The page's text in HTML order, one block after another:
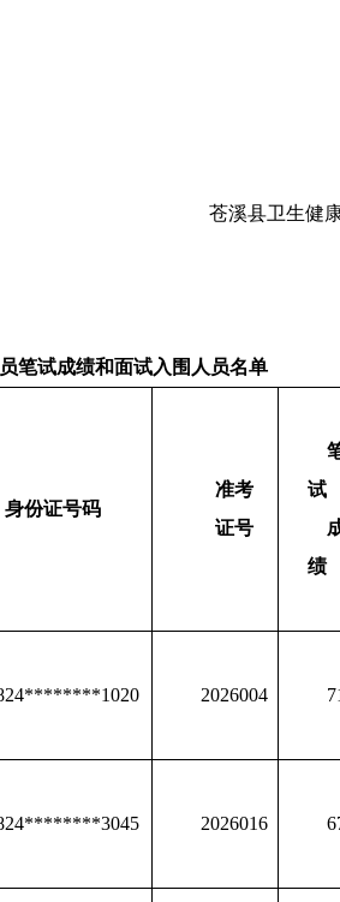
苍溪县卫生健
笔试成绩和面试入围人员名单
身份证号码
准考
证号
试
绩
2026004
2026016